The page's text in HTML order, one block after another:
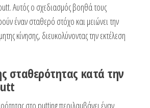
Αυτός ο σχεδιασμός βοηθά τους
έναν σταθερό στόχο και μειώνει την
κίνησης, διευκολύνοντας την εκτέλεση
σταθερότητας κατά την
στο putting περιλαμβάνει έναν